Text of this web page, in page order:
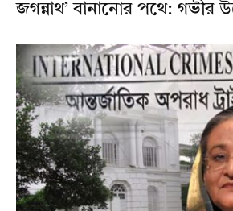
জগন্নাথ’ বানানোর পথে: গভীর